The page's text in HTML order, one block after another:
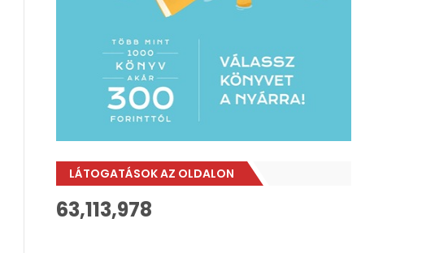
LÁTOGATÁSOK AZ OLDALON
63,113,978